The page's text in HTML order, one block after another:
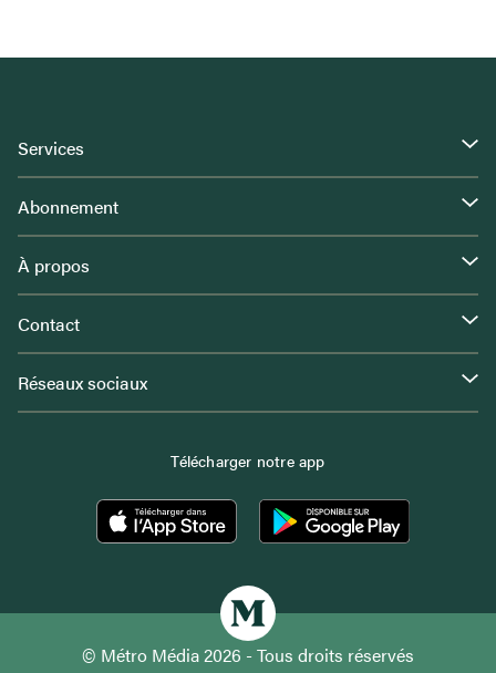
Services
Abonnement
À propos
Contact
Réseaux sociaux
Télécharger notre app
© Métro Média 2026 - Tous droits réservés